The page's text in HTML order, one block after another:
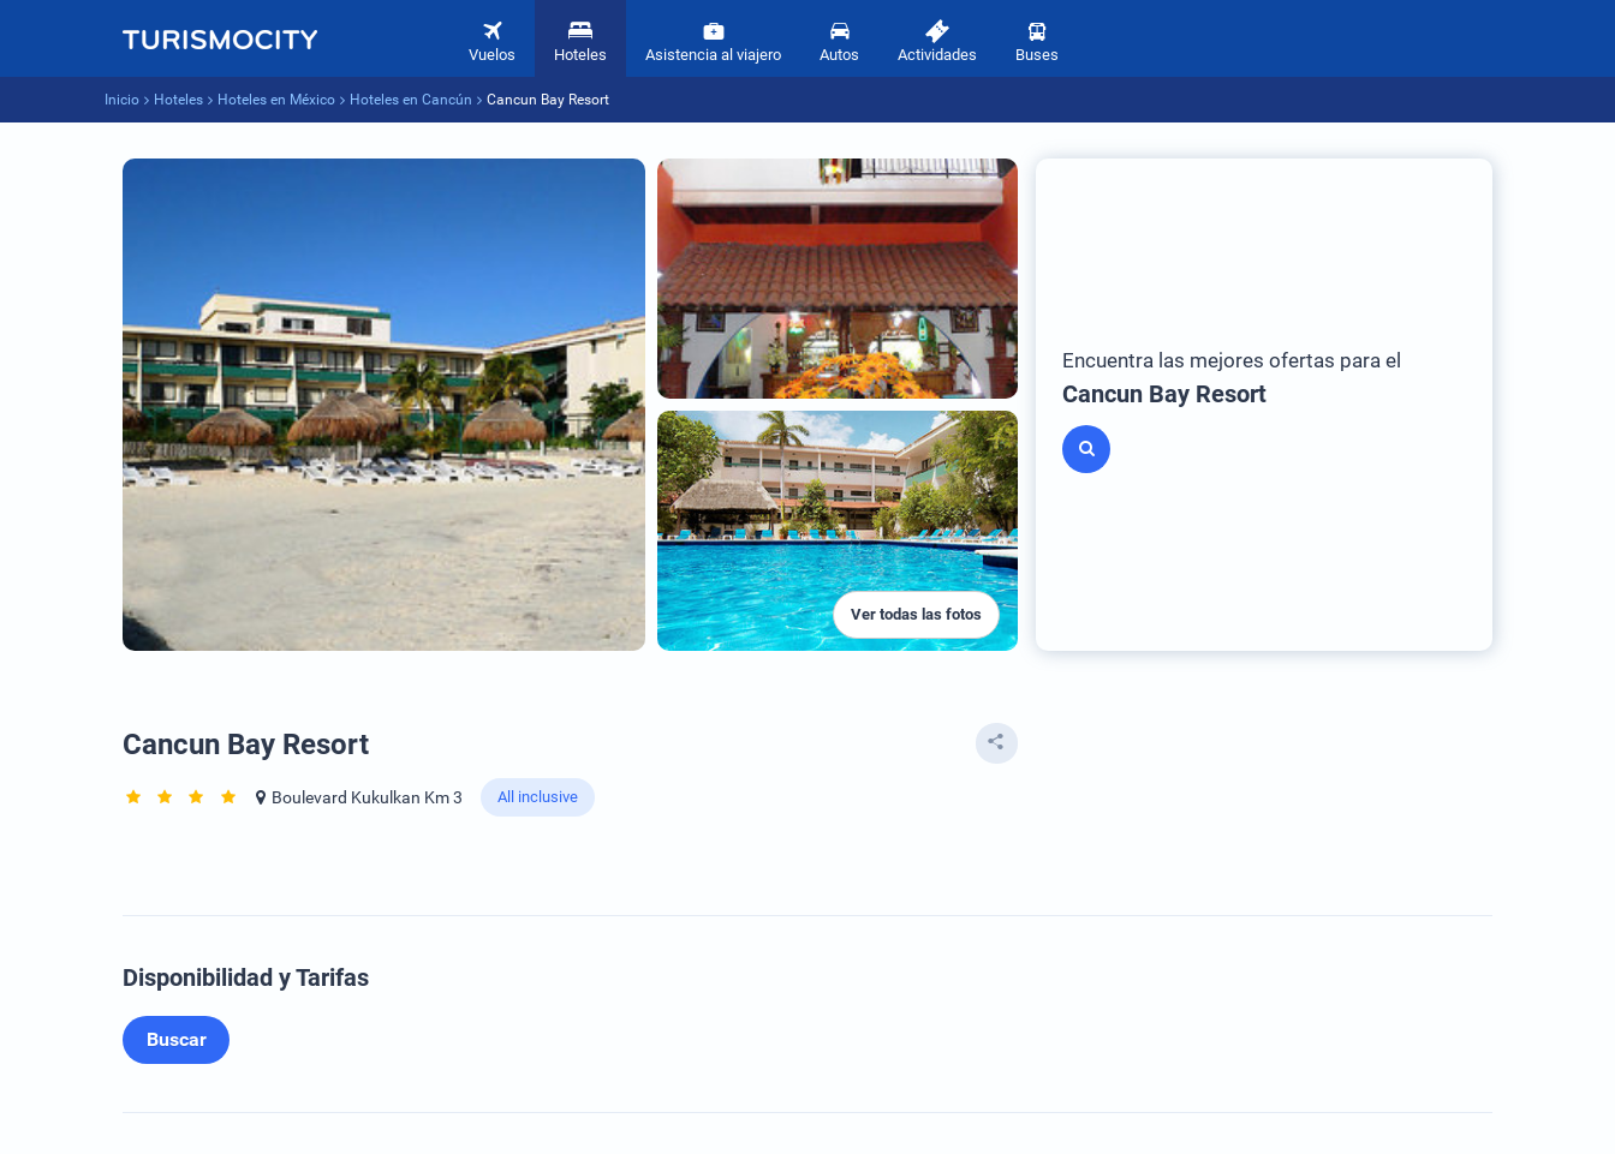
Vuelos Hoteles Asistencia al viajero Autos Actividades Buses
Inicio Hoteles Hoteles en México Hoteles en Cancún Cancun Bay Resort
Ver todas las fotos
Encuentra las mejores ofertas para el
Cancun Bay Resort
Cancun Bay Resort
Boulevard Kukulkan Km 3 All inclusive
Disponibilidad y Tarifas
Buscar